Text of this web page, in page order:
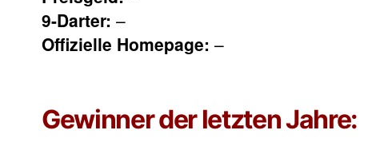
9-Darter: –
Offizielle Homepage: –
Gewinner der letzten Jahre: